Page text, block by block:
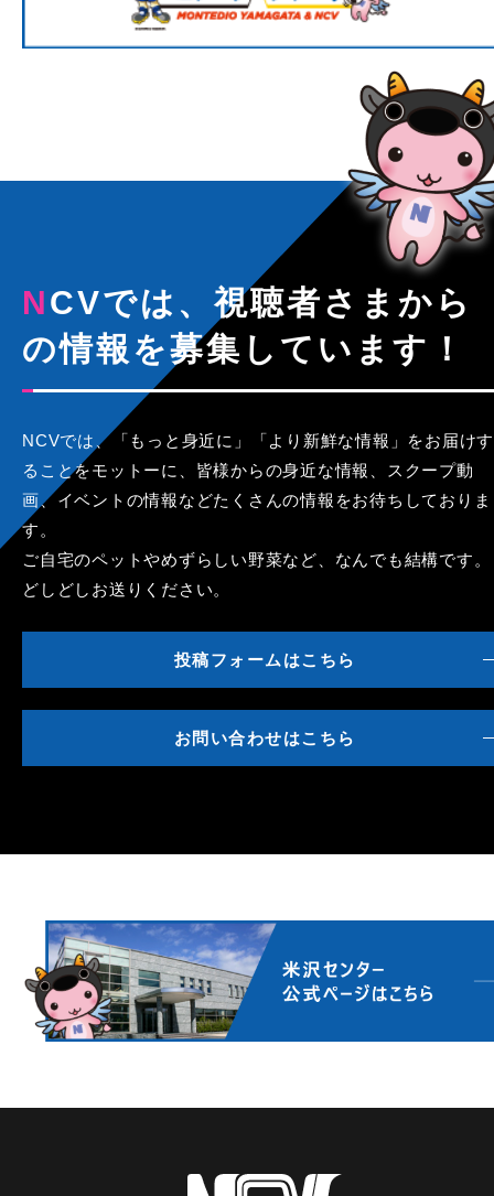
NCVでは、視聴者さまから
の情報を募集しています！
NCVでは、「もっと身近に」「より新鮮な情報」をお届けす
ることをモットーに、皆様からの身近な情報、スクープ動
画、イベントの情報などたくさんの情報をお待ちしておりま
す。
ご自宅のペットやめずらしい野菜など、なんでも結構です。
どしどしお送りください。
投稿フォームはこちら
お問い合わせはこちら